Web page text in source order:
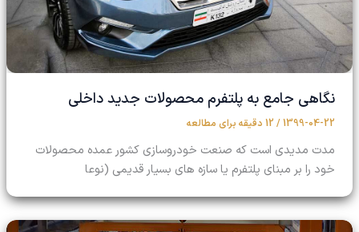
نگاهی جامع به پلتفرم محصولات جدید داخلی
1399-04-22
/ 12 دقیقه برای مطالعه
مدت مدیدی است که صنعت خودروسازی کشور عمده محصولات
خود را بر مبنای پلتفرم یا سازه های بسیار قدیمی (نوعا